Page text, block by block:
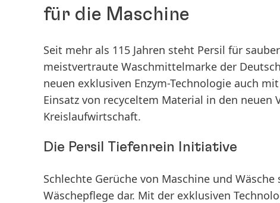
für die Maschine
Seit mehr als 115 Jahren steht Persil für
meistvertraute Waschmittelmarke der
neuen exklusiven Enzym-Technologie auch
Einsatz von recyceltem Material in den
Kreislaufwirtschaft.
Die Persil Tiefenrein Initiative
Schlechte Gerüche von Maschine und
Wäschepflege dar. Mit der exklusiven